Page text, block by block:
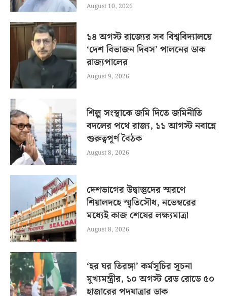
August 10, 2026
১৪ অগস্ট রাজ্যের সব বিশ্ববিদ্যালয়ে
‘দেশ বিভাজন দিবস’ পালনের ডাক
রাজ্যপালের
August 9, 2026
শিল্প সংস্থাকে জমি দিতে জমিনীতি
বদলের পথে রাজ্য, ১১ আগস্ট নবান্নে
গুরুত্বপূর্ণ বৈঠক
August 8, 2026
দেশভাগের উদ্বাস্তুদের স্মরণে
শিয়ালদহে স্মৃতিসৌধ, নভেম্বরের
মধ্যেই কাজ শেষের লক্ষ্যমাত্রা
August 8, 2026
‘হর ঘর তিরঙ্গা’ কর্মসূচির সূচনা
মুখ্যমন্ত্রীর, ১০ অগস্ট রেড রোডে ৫০
হাজারের পদযাত্রার ডাক